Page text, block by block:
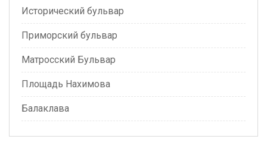
Исторический бульвар
Приморский бульвар
Матросский Бульвар
Площадь Нахимова
Балаклава